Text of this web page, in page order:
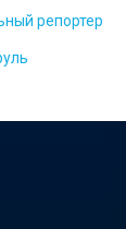
репортер